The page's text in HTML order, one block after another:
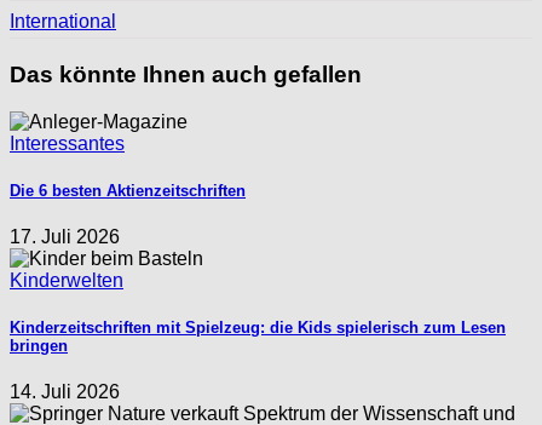
International
Das könnte Ihnen auch gefallen
Interessantes
Die 6 besten Aktienzeitschriften
17. Juli 2026
Kinderwelten
Kinderzeitschriften mit Spielzeug: die Kids spielerisch zum Lesen
bringen
14. Juli 2026